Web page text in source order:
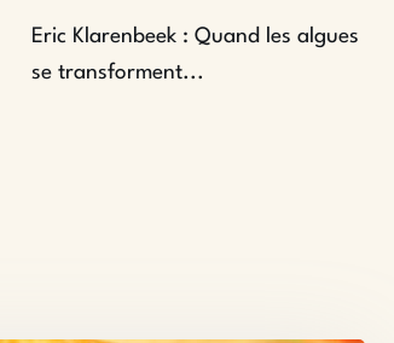
Eric Klarenbeek : Quand les algues
se transforment...